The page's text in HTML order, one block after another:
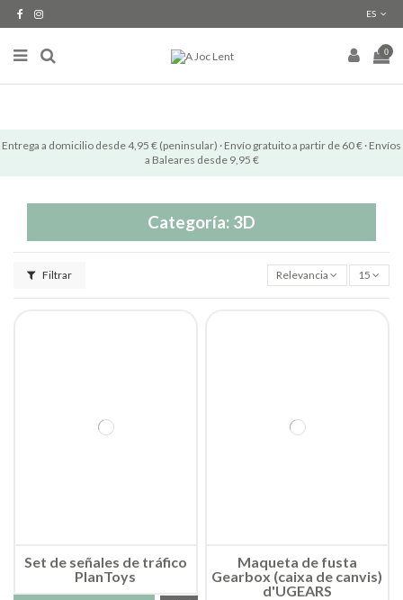
ES
0
Entrega a domicilio desde 4,95 € (peninsular) · Envío gratuito a partir de 60 € · Envíos
a Baleares desde 9,95 €
Categoría: 3D
Filtrar Relevancia 15
Set de señales de tráfico
PlanToys
Maqueta de fusta
Gearbox (caixa de canvis)
d'UGEARS